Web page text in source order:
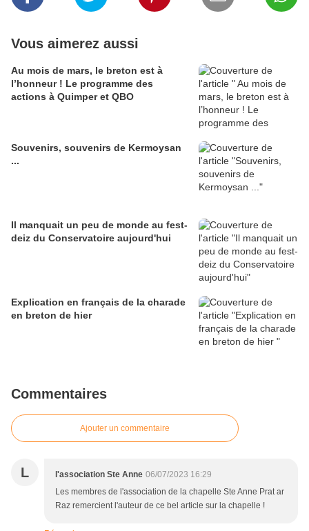
Vous aimerez aussi
Au mois de mars, le breton est à
l’honneur ! Le programme des
actions à Quimper et QBO
Souvenirs, souvenirs de Kermoysan
...
Il manquait un peu de monde au fest-
deiz du Conservatoire aujourd'hui
Explication en français de la charade
en breton de hier
Commentaires
Ajouter un commentaire
L l'association Ste Anne 06/07/2023 16:29
Les membres de l'association de la chapelle Ste Anne Prat ar
Raz remercient l'auteur de ce bel article sur la chapelle !